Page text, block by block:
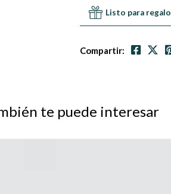
Listo para regalo
Compartir:
te puede interesar